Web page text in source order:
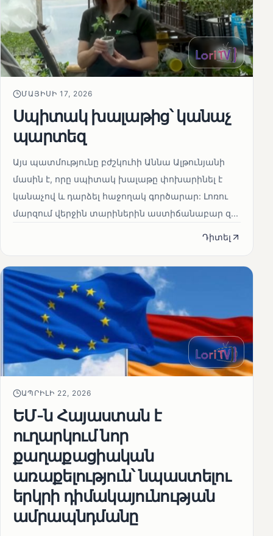
ՄԱՅԻՍԻ 17, 2026
Սպիտակ խալաթից՝ կանաչ
պարտեզ
Այս պատմությունը բժշկուհի Աննա Ալթունյանի
մասին է, որը սպիտակ խալաթը փոխարինել է
կանաչով և դարձել հաջողակ գործարար: Լոռու
մարզում վերջին տարիներին աստիճանաբար զ...
Դիտել
ԱՊՐԻԼԻ 22, 2026
ԵՄ-ն Հայաստան է
ուղարկում նոր
քաղաքացիական
առաքելություն՝ նպաստելու
երկրի դիմակայունության
ամրապնդմանը